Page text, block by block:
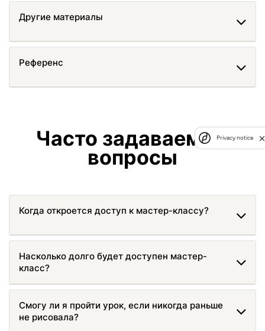
Другие материалы
Референс
Часто задаваемые
вопросы
Когда откроется доступ к мастер-классу?
Насколько долго будет доступен мастер-
класс?
Смогу ли я пройти урок, если никогда раньше
не рисовала?
Privacy notice